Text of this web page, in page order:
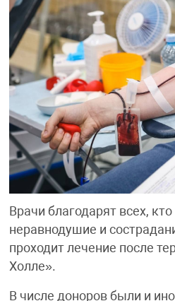
Врачи благодарят всех,
неравнодушие и
проходит лечение после
Холле».
В числе доноров были и